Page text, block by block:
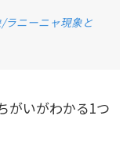
ラニーニャ現象と
がいがわかる1つ